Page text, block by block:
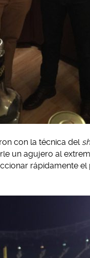
con la técnica del
un agujero al
rápidamente el